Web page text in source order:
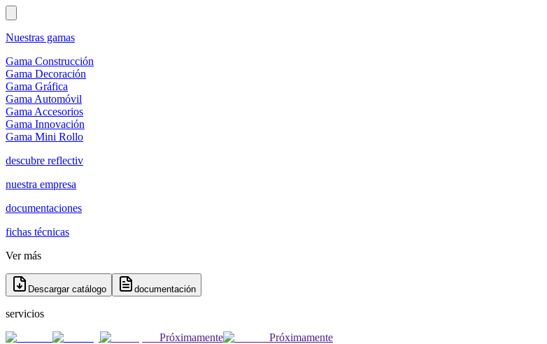
Nuestras gamas
Gama Construcción
Gama Decoración
Gama Gráfica
Gama Automóvil
Gama Accesorios
Gama Innovación
Gama Mini Rollo
descubre reflectiv
nuestra empresa
documentaciones
fichas técnicas
Ver más
Descargar catálogo documentación
servicios
Próximamente
Próximamente